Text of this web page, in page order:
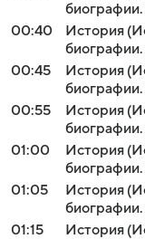
00:40
История
00:45
История
00:55
История
01:00
История
01:05
История
биографии.
01:15
История